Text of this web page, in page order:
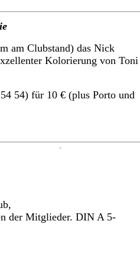
am Clubstand) das Nick
Kolorierung von Toni
54) für 10 € (plus Porto und
der Mitglieder. DIN A 5-